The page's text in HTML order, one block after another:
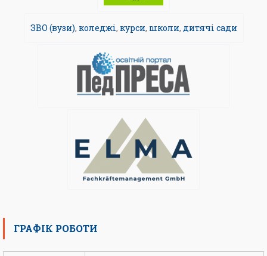
ЗВО (вузи), коледжі, курси, школи, дитячі сади
ГРАФІК РОБОТИ